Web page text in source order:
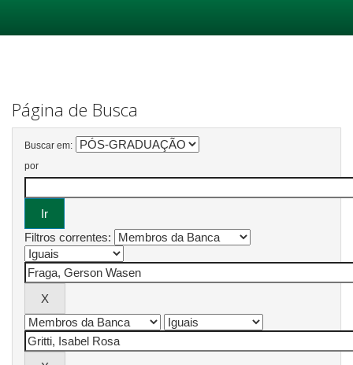
Página de Busca
Buscar em:
por
Filtros correntes: